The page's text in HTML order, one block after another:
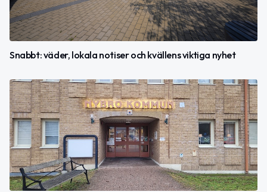
Snabbt: väder, lokala notiser och kvällens viktiga nyhet